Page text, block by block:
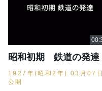
昭和初期 鉄道の発達
1927年(昭和2年) 03月07日
公開